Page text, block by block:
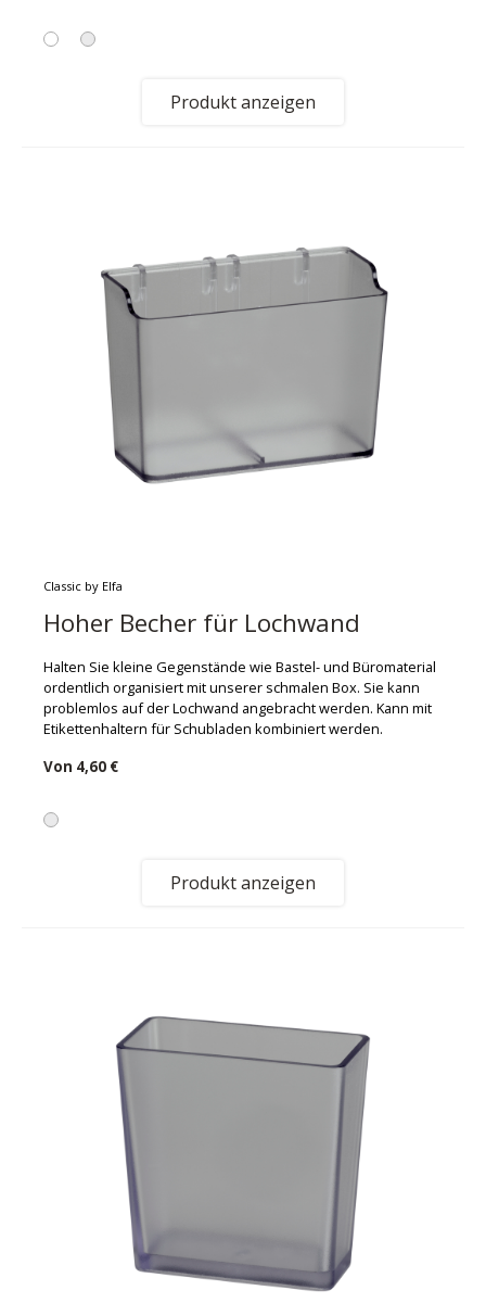
Produkt anzeigen
Classic by Elfa
Hoher Becher für Lochwand
Halten Sie kleine Gegenstände wie Bastel- und Büromaterial
ordentlich organisiert mit unserer schmalen Box. Sie kann
problemlos auf der Lochwand angebracht werden. Kann mit
Etikettenhaltern für Schubladen kombiniert werden.
Von 4,60 €
Produkt anzeigen